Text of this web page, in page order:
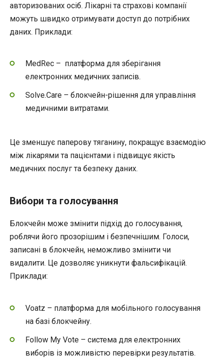
авторизованих осіб. Лікарні та страхові компанії
можуть швидко отримувати доступ до потрібних
даних. Приклади:
MedRec – платформа для зберігання
електронних медичних записів.
Solve.Care – блокчейн-рішення для управління
медичними витратами.
Це зменшує паперову тяганину, покращує взаємодію
між лікарями та пацієнтами і підвищує якість
медичних послуг та безпеку даних.
Вибори та голосування
Блокчейн може змінити підхід до голосування,
роблячи його прозорішим і безпечнішим. Голоси,
записані в блокчейн, неможливо змінити чи
видалити. Це дозволяє уникнути фальсифікацій.
Приклади:
Voatz – платформа для мобільного голосування
на базі блокчейну.
Follow My Vote – система для електронних
виборів із можливістю перевірки результатів.